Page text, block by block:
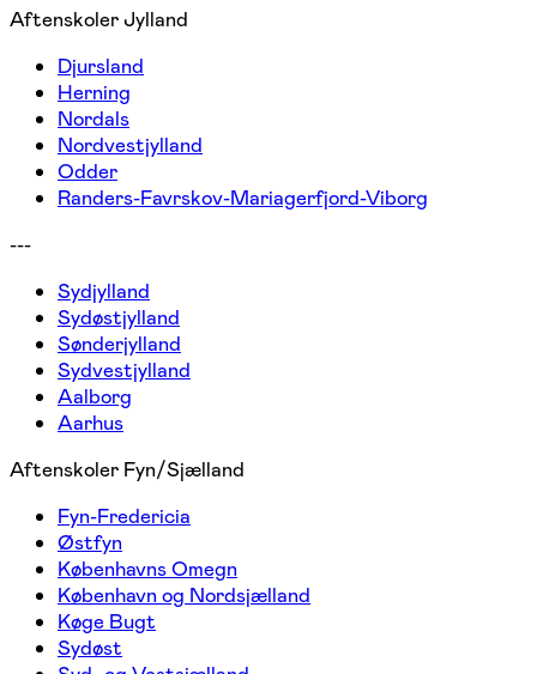
Aftenskoler Jylland
Djursland
Herning
Nordals
Nordvestjylland
Odder
Randers-Favrskov-Mariagerfjord-Viborg
---
Sydjylland
Sydøstjylland
Sønderjylland
Sydvestjylland
Aalborg
Aarhus
Aftenskoler Fyn/Sjælland
Fyn-Fredericia
Østfyn
Københavns Omegn
København og Nordsjælland
Køge Bugt
Sydøst